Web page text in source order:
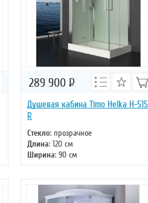
Душевая кабина Timo Helka H-515
R
Стекло: прозрачное
Длина: 120 см
Ширина: 90 см
Высота: 220 см
Форма: прямоугольная
Двери: раздвижные
289 900 Р